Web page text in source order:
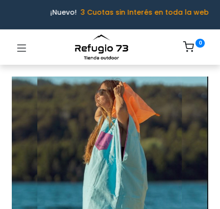
¡Nuevo! 3 Cuotas sin Interés en toda la web
0